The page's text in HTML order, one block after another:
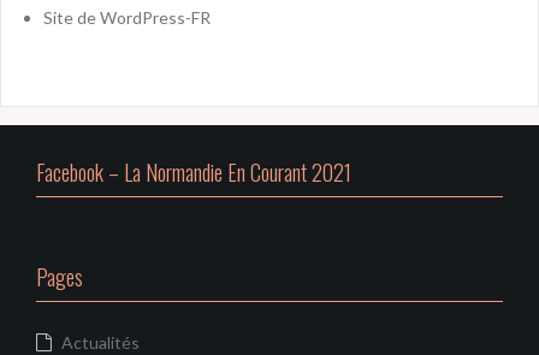
Site de WordPress-FR
Facebook – La Normandie En Courant 2021
Pages
Actualités